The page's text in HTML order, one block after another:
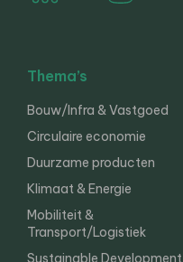
Thema’s
Bouw/Infra & Vastgoed
Circulaire economie
Duurzame producten
Klimaat & Energie
Mobiliteit &
Transport/Logistiek
Sustainable Development